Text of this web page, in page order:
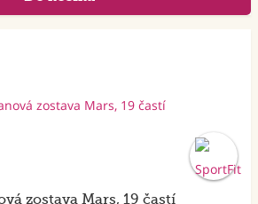
zostava Mars, 19 častí